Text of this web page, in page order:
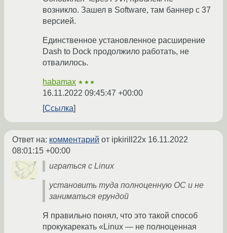
возникло. Зашел в Software, там баннер с 37
версией.
Единственное установленное расширение
Dash to Dock продолжило работать, не
отвалилось.
habamax ★★★
16.11.2022 09:45:47 +00:00
Ссылка
Ответ на: комментарий от ipkirill22x 16.11.2022
08:01:15 +00:00
играться с Linux
установить туда полноценную ОС и не
заниматься ерундой
Я правильно понял, что это такой способ
прокукарекать «Linux — не полноценная